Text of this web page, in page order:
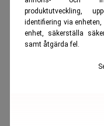
produktutveckling,
identifiering via
enhet, säkerställa
samt åtgärda fel.